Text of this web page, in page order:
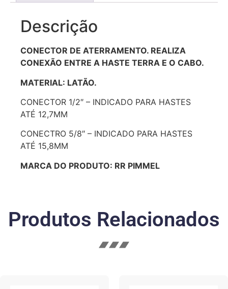
Descrição
CONECTOR DE ATERRAMENTO. REALIZA
CONEXÃO ENTRE A HASTE TERRA E O CABO.
MATERIAL: LATÃO.
CONECTOR 1/2″ – INDICADO PARA HASTES
ATÉ 12,7MM
CONECTRO 5/8″ – INDICADO PARA HASTES
ATÉ 15,8MM
MARCA DO PRODUTO: RR PIMMEL
Produtos Relacionados